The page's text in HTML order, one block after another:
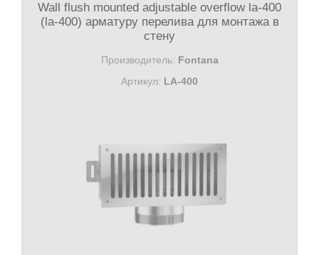
Wall flush mounted adjustable overflow la-400
(la-400) арматуру перелива для монтажа в
стену
Производитель: Fontana
Артикул: LA-400